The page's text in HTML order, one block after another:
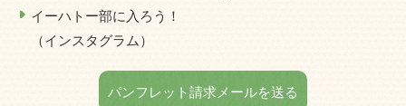
イーハトー部に入ろう！
（インスタグラム）
パンフレット請求メールを送る